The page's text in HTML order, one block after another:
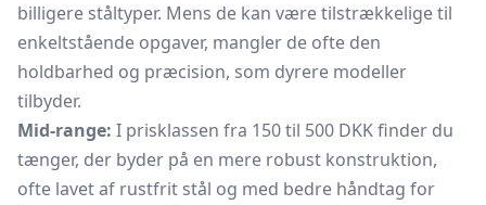
billigere ståltyper. Mens de kan være tilstrækkelige til
enkeltstående opgaver, mangler de ofte den
holdbarhed og præcision, som dyrere modeller
tilbyder.
Mid-range: I prisklassen fra 150 til 500 DKK finder du
tænger, der byder på en mere robust konstruktion,
ofte lavet af rustfrit stål og med bedre håndtag for